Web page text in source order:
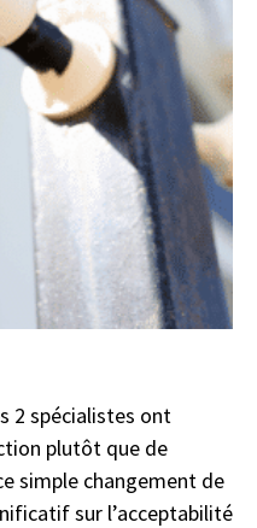
2 spécialistes ont
plutôt que de
simple changement de
sur l’acceptabilité